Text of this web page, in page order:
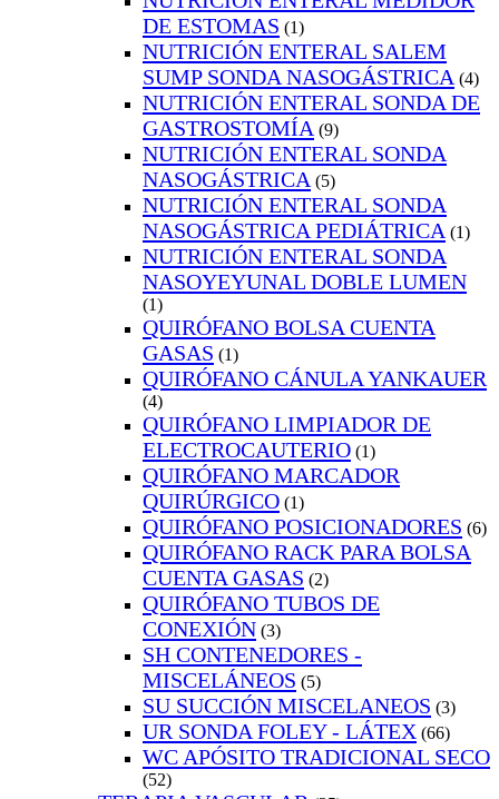
DE ESTOMAS (1)
NUTRICIÓN ENTERAL SALEM
SUMP SONDA NASOGÁSTRICA (4)
NUTRICIÓN ENTERAL SONDA DE
GASTROSTOMÍA (9)
NUTRICIÓN ENTERAL SONDA
NASOGÁSTRICA (5)
NUTRICIÓN ENTERAL SONDA
NASOGÁSTRICA PEDIÁTRICA (1)
NUTRICIÓN ENTERAL SONDA
NASOYEYUNAL DOBLE LUMEN
(1)
QUIRÓFANO BOLSA CUENTA
GASAS (1)
QUIRÓFANO CÁNULA YANKAUER
(4)
QUIRÓFANO LIMPIADOR DE
ELECTROCAUTERIO (1)
QUIRÓFANO MARCADOR
QUIRÚRGICO (1)
QUIRÓFANO POSICIONADORES (6)
QUIRÓFANO RACK PARA BOLSA
CUENTA GASAS (2)
QUIRÓFANO TUBOS DE
CONEXIÓN (3)
SH CONTENEDORES -
MISCELÁNEOS (5)
SU SUCCIÓN MISCELANEOS (3)
UR SONDA FOLEY - LÁTEX (66)
WC APÓSITO TRADICIONAL SECO
(52)